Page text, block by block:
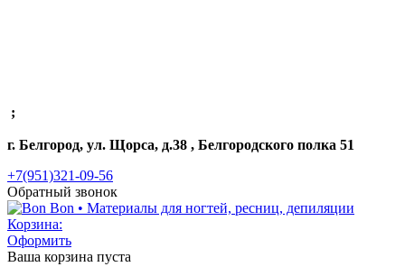
;
г. Белгород, ул. Щорса, д.38 , Белгородского полка 51
+7(951)321-09-56
Обратный звонок
Корзина:
Оформить
Ваша корзина пуста